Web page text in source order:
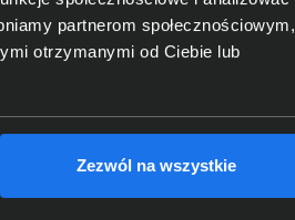
partnerom społecznościowym,
otrzymanymi od Ciebie lub
Zezwól na wszystkie